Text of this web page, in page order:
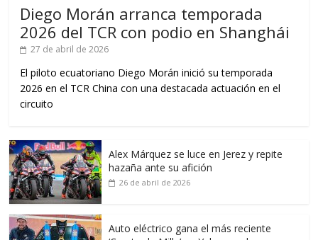
Diego Morán arranca temporada
2026 del TCR con podio en Shanghái
27 de abril de 2026
El piloto ecuatoriano Diego Morán inició su temporada
2026 en el TCR China con una destacada actuación en el
circuito
Alex Márquez se luce en Jerez y repite
hazaña ante su afición
26 de abril de 2026
Auto eléctrico gana el más reciente